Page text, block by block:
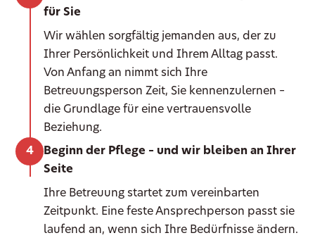
für Sie
Wir wählen sorgfältig jemanden aus, der zu
Ihrer Persönlichkeit und Ihrem Alltag passt.
Von Anfang an nimmt sich Ihre
Betreuungsperson Zeit, Sie kennenzulernen –
die Grundlage für eine vertrauensvolle
Beziehung.
Beginn der Pflege – und wir bleiben an Ihrer
Seite
Ihre Betreuung startet zum vereinbarten
Zeitpunkt. Eine feste Ansprechperson passt sie
laufend an, wenn sich Ihre Bedürfnisse ändern.